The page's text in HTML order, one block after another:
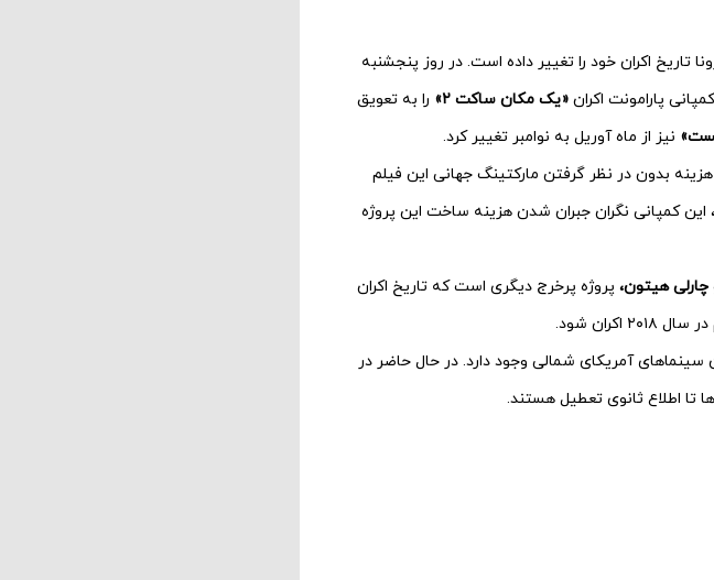
اکران خود را تغییر داده است. در روز پنجشنبه
پارامونت اکران «یک مکان ساکت ۲»
را به تعویق
نیز از ماه آوریل به نوامبر تغییر کرد.
بدون در نظر گرفتن مارکتینگ جهانی این فیلم
کمپانی نگران جبران شدن هزینه ساخت این پروژه
چارلی هیتون، پروژه پرخرج دیگری است که تاریخ اکران
شود.
سینماهای آمریکای شمالی وجود دارد. در حال حاضر در
تا اطلاع ثانوی تعطیل هستند.